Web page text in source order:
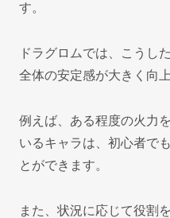
す。
ドラグロムでは、こうし
全体の安定感が大きく向上
例えば、ある程度の火力
いるキャラは、初心者で
とができます。
また、状況に応じて役割